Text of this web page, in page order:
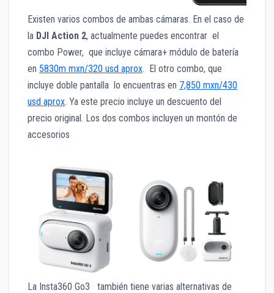
Existen varios combos de ambas cámaras. En el caso de
la DJI Action 2, actualmente puedes encontrar el
combo Power, que incluye cámara+ módulo de batería
en 5830m mxn/320 usd aprox. El otro combo, que
incluye doble pantalla lo encuentras en 7,850 mxn/430
usd aprox. Ya este precio incluye un descuento del
precio original. Los dos combos incluyen un montón de
accesorios
La Insta360 Go3 también tiene varias alternativas de